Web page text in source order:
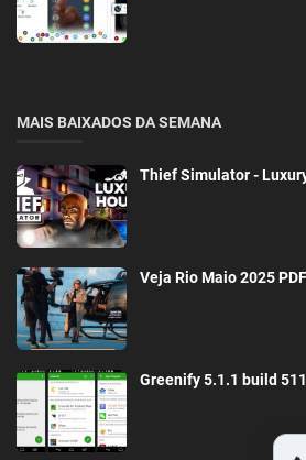
MAIS BAIXADOS DA SEMANA
Thief Simulator -
Veja Rio Maio 2025
Greenify 5.1.1 build